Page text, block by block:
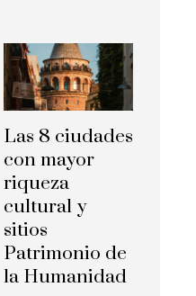
Las 8 ciudades
con mayor
riqueza
cultural y
sitios
Patrimonio de
la Humanidad